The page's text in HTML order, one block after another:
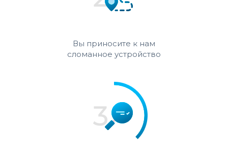
Вы приносите к нам
сломанное устройство